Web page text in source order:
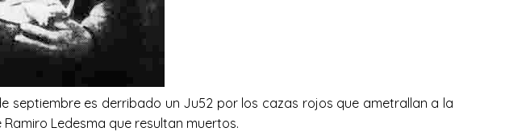
septiembre es derribado un Ju52 por los cazas rojos que ametrallan a la
Ledesma que resultan muertos.